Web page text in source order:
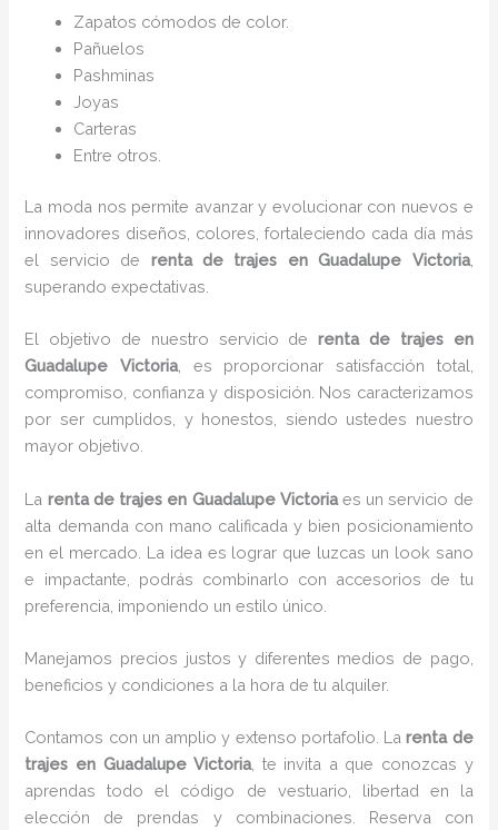
Zapatos cómodos de color.
Pañuelos
Pashminas
Joyas
Carteras
Entre otros.
La moda nos permite avanzar y evolucionar con nuevos e
innovadores diseños, colores, fortaleciendo cada día más
el servicio de renta de trajes en Guadalupe Victoria,
superando expectativas.
El objetivo de nuestro servicio derenta de trajes
en
Guadalupe Victoria, es proporcionar satisfacción total,
compromiso, confianza y disposición. Nos caracterizamos
por ser cumplidos, y honestos, siendo ustedes nuestro
mayor objetivo.
La renta de trajes en Guadalupe Victoriaes un servicio de
alta demanda con mano calificada y bien posicionamiento
en el mercado. La idea es lograr que luzcas un look sano
e impactante, podrás combinarlo con accesorios de tu
preferencia, imponiendo un estilo único.
Manejamos precios justos y diferentes medios de pago,
beneficios y condiciones a la hora de tu alquiler.
Contamos con un amplio y extenso portafolio. Larenta de
trajes en Guadalupe Victoria, te invita a que conozcas y
aprendas todo el código de vestuario, libertad en la
elección de prendas y combinaciones. Reserva con